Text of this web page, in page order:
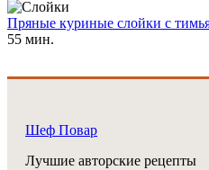
Пряные куриные слойки с
55 мин.
Шеф Повар
Лучшие авторские рецепты